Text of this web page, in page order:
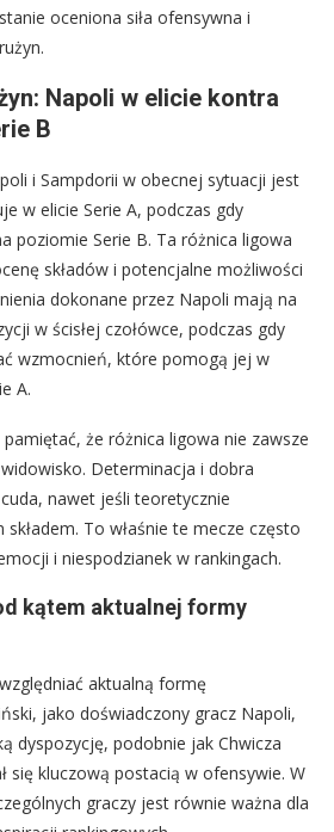
oceniona siła ofensywna i
Napoli w elicie kontra
B
i Sampdorii w obecnej sytuacji jest
w elicie Serie A, podczas gdy
poziomie Serie B. Ta różnica ligowa
składów i potencjalne możliwości
dokonane przez Napoli mają na
w ścisłej czołówce, podczas gdy
wzmocnień, które pomogą jej w
A.
że różnica ligowa nie zawsze
Determinacja i dobra
nawet jeśli teoretycznie
składem. To właśnie te mecze często
i niespodzianek w rankingach.
kątem aktualnej formy
aktualną formę
jako doświadczony gracz Napoli,
dyspozycję, podobnie jak Chwicza
się kluczową postacią w ofensywie. W
graczy jest równie ważna dla